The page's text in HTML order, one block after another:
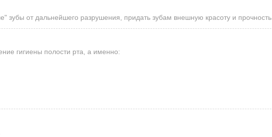
от дальнейшего разрушения, придать зубам внешную красоту и прочность.
гигиены полости рта, а именно: